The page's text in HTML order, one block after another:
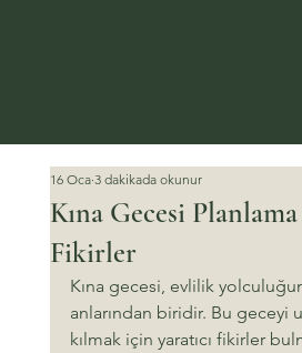
Kına Gecesi
Fikirler
16 Oca 3 dakikada okunur
Kına gecesi, evlilik
anlarından biridir. Bu geceyi
kılmak için yaratıcı fikirler